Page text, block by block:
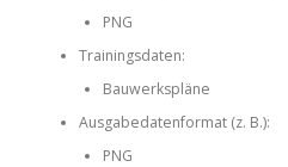
PNG
Trainingsdaten:
Bauwerkspläne
Ausgabedatenformat (z. B.):
PNG